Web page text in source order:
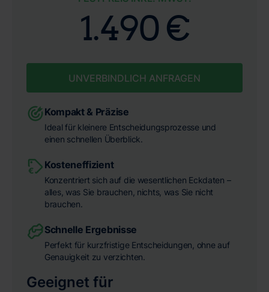
1.490 €
UNVERBINDLICH ANFRAGEN
Kompakt & Präzise
Ideal für kleinere Entscheidungsprozesse und
einen schnellen Überblick.
Kosteneffizient
Konzentriert sich auf die wesentlichen Eckdaten –
alles, was Sie brauchen, nichts, was Sie nicht
brauchen.
Schnelle Ergebnisse
Perfekt für kurzfristige Entscheidungen, ohne auf
Genauigkeit zu verzichten.
Geeignet für